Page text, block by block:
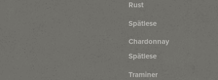
Rust
Spätlese
Chardonnay
Spätlese
Traminer